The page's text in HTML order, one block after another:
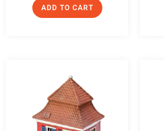
ADD TO CART